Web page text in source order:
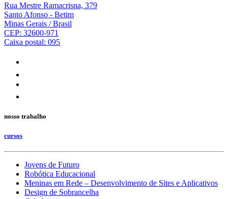
Rua Mestre Ramacrisna, 379
Santo Afonso - Betim
Minas Gerais / Brasil
CEP: 32600-971
Caixa postal: 095
nosso trabalho
cursos
Jovens de Futuro
Robótica Educacional
Meninas em Rede – Desenvolvimento de Sites e Aplicativos
Design de Sobrancelha